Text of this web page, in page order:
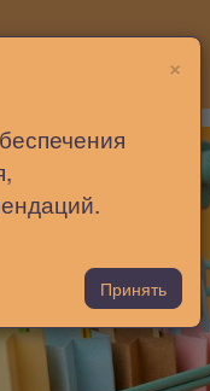
×
Принять